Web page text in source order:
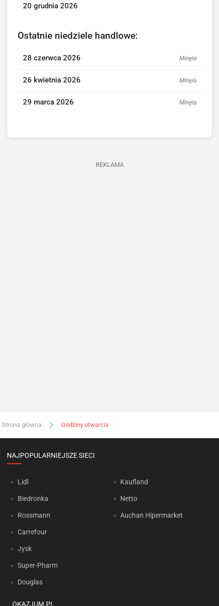
20 grudnia 2026
Ostatnie niedziele handlowe:
28 czerwca 2026 Minęła
26 kwietnia 2026 Minęła
29 marca 2026 Minęła
REKLAMA
Strona główna Godziny otwarcia
NAJPOPULARNIEJSZE SIECI
Lidl
Biedronka
Rossmann
Carrefour
Jysk
Super-Pharm
Douglas
Kaufland
Netto
Auchan Hipermarket
OKAZJUM.PL